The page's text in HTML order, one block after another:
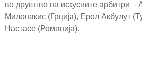
во друштво на искусните арбитри –
Милонакис (Грција), Ерол Акбулут
Настасе (Романија).